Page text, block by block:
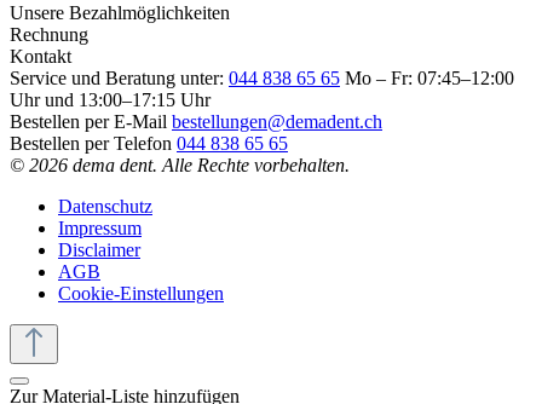
Unsere Bezahlmöglichkeiten
Rechnung
Kontakt
Service und Beratung unter: 044 838 65 65 Mo – Fr: 07:45–12:00
Uhr und 13:00–17:15 Uhr
Bestellen per E-Mail bestellungen@demadent.ch
Bestellen per Telefon 044 838 65 65
© 2026 dema dent. Alle Rechte vorbehalten.
Datenschutz
Impressum
Disclaimer
AGB
Cookie-Einstellungen
Zur Material-Liste hinzufügen